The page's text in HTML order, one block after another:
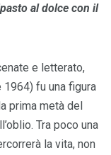
al dolce con il
e letterato,
1964) fu una figura
prima metà del
Tra poco una
la vita, non